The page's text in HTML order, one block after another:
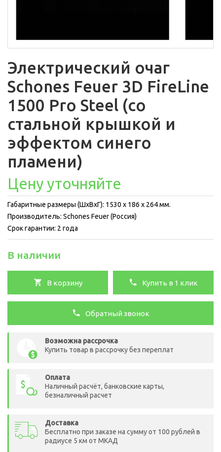
Электрический очаг
Schones Feuer 3D FireLine
1500 Pro Steel (со
стальной крышкой и
эффектом синего
пламени)
Цену уточняйте
Габаритные размеры (ШхВхГ): 1530 x 186 x 264 мм.
Производитель: Schones Feuer (Россия)
Срок гарантии: 2 года
В наличии
В корзину Купить в 1 клик
Обратный звонок
Возможна рассрочка
Купить товар в рассрочку без переплат
Оплата
Наличный расчёт, банковские карты,
безналичный расчет
Доставка
Бесплатно при заказе на сумму от 100 рублей в
радиусе 5 км от МКАД